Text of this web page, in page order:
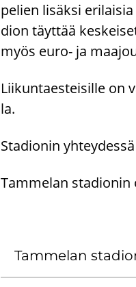
pe­lien li­säk­si
dion täyt­tää
myös euro- ja
Lii­kun­taes­tei­sil­le on
la.
Sta­dio­nin
Tam­me­lan sta­dio­nin
Tam­me­lan